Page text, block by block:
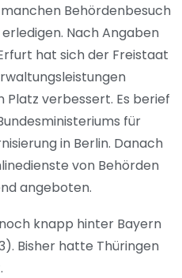
Behördenbesuch
Nach Angaben
hat sich der Freistaat
verbessert. Es berief
für
in Berlin. Danach
von Behörden
angeboten.
knapp hinter Bayern
Bisher hatte Thüringen